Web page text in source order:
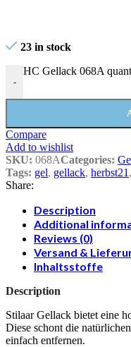
23 in stock
-
HC Gellack 068A
Compare
Add to wishlist
SKU: 068ACategories:
Tags: gel, gellack, herbst21 ,
Share:
Description
Additional
Reviews (0)
Versand &
Inhaltsstoffe
Description
Stilaar Gellack bietet eine
Diese schont die
einfach entfernen.